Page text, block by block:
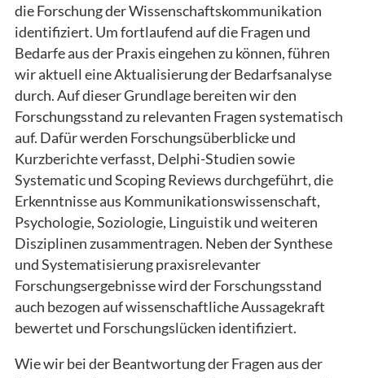
die Forschung der Wissenschaftskommunikation
identifiziert. Um fortlaufend auf die Fragen und
Bedarfe aus der Praxis eingehen zu können, führen
wir aktuell eine Aktualisierung der Bedarfsanalyse
durch. Auf dieser Grundlage bereiten wir den
Forschungsstand zu relevanten Fragen systematisch
auf. Dafür werden Forschungsüberblicke und
Kurzberichte verfasst, Delphi-Studien sowie
Systematic und Scoping Reviews durchgeführt, die
Erkenntnisse aus Kommunikationswissenschaft,
Psychologie, Soziologie, Linguistik und weiteren
Disziplinen zusammentragen. Neben der Synthese
und Systematisierung praxisrelevanter
Forschungsergebnisse wird der Forschungsstand
auch bezogen auf wissenschaftliche Aussagekraft
bewertet und Forschungslücken identifiziert.
Wie wir bei der Beantwortung der Fragen aus der